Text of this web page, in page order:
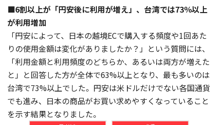
■6割以上が「円安後に利用が増え」、台湾では73％以上
が利用増加
「円安によって、日本の越境ECで購入する頻度や1回あた
りの使用金額は変化がありましたか？」という質問には、
「利用金額と利用頻度のどちらか、あるいは両方が増えた
と」と回答した方が全体で63%以上となり、最も多いのは
台湾で73%以上でした。円安は米ドルだけでない各国通貨
でも進み、日本の商品がお買い求めやすくなっていること
を示す結果となりました。